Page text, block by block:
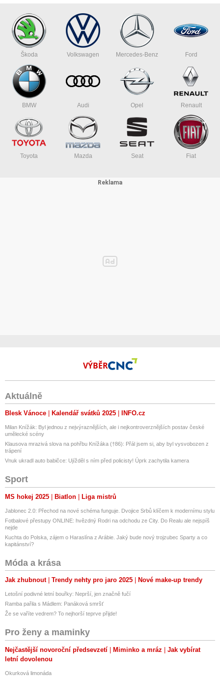
Škoda Volkswagen Mercedes-Benz Ford
BMW Audi Opel Renault
Toyota Mazda Seat Fiat
VÝBĚR
Aktuálně
Blesk Vánoce Kalendář svátků 2025 INFO.cz
Milan Knížák: Byl jednou z nejvýraznějších, ale i nejkontroverznějších postav české
umělecké scény
Klausova mrazivá slova na pohřbu Knížáka (†86): Přál jsem si, aby byl vysvobozen z
trápení
Vnuk ukradl auto babičce: Ujížděl s ním před policisty! Úprk zachytila kamera
Sport
MS hokej 2025 Biatlon Liga mistrů
Jablonec 2.0: Přechod na nové schéma funguje. Dvojice Srbů klíčem k modernímu stylu
Fotbalové přestupy ONLINE: hvězdný Rodri na odchodu ze City. Do Realu ale nejspíš
nejde
Kuchta do Polska, zájem o Haraslína z Arábie. Jaký bude nový trojzubec Sparty a co
kapitánství?
Móda a krása
Jak zhubnout Trendy nehty pro jaro 2025 Nové make-up trendy
Letošní podivné letní bouřky: Neprší, jen značně fučí
Ramba pařila s Mádlem: Panáková smršť
Že se vaříte vedrem? To nejhorší teprve přijde!
Pro ženy a maminky
Nejčastější novoroční předsevzetí Miminko a mráz
Jak vybírat
letní dovolenou
Okurková limonáda